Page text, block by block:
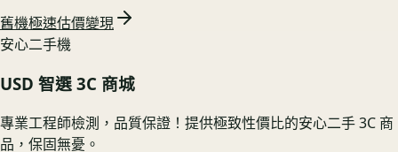
舊機極速估價變現
安心二手機
USD 智選 3C 商城
專業工程師檢測，品質保證！提供極致性價比的安心二手 3C 商
品，保固無憂。